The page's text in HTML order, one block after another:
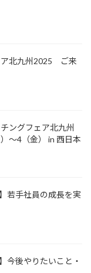
ア北九州2025 ご来
ングフェア北九州
～4（金） in 西日本
若手社員の成長を実
今後やりたいこと・